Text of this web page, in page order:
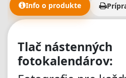
Info o produkte
Tlač nástenných
fotokalendárov: